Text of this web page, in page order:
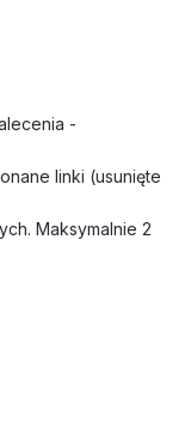
-
linki (usunięte
Maksymalnie 2